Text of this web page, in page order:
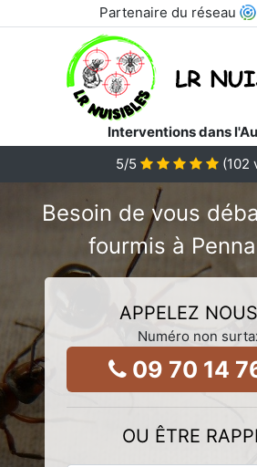
Partenaire du réseau
Interventions dans
5/5 (102
Besoin de vous
fourmis à
APPELEZ
Numéro non
09 70 14
OU ÊTRE